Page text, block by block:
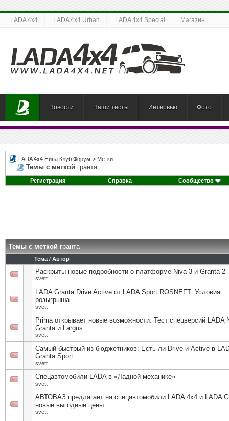
LADA 4x4 LADA 4x4 Urban LADA 4x4 Special Магазин
Новости Наши тесты Интервью Фото
LADA 4x4 Нива Клуб Форум > Метки
Темы с меткой гранта
Регистрация Справка Сообщество
Темы с меткойгранта
Тема / Автор
Раскрыты новые подробности о платформе Niva-3 и Granta-2
svett
LADA Granta Drive Active от LADA Sport ROSNEFT: Условия
розыгрыша
svett
Prima открывает новые возможности: Тест спецверсий LADA
Granta и Largus
svett
Самый быстрый из бюджетников: Есть ли Drive и Active в
Granta Sport
svett
Спецавтомобили LADA в «Ладной механике»
svett
АВТОВАЗ предлагает на спецавтомобили LADA 4x4 и LADA
новые выгодные цены
svett